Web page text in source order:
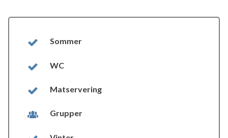
Sommer
WC
Matservering
Grupper